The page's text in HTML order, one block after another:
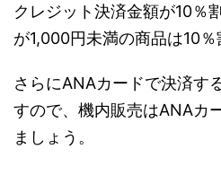
クレジット決済金額が10％
が1,000円未満の商品は10％
さらにANAカードで決済す
すので、機内販売はANAカ
ましょう。